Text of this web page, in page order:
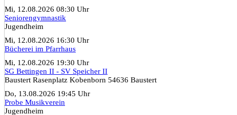
Mi, 12.08.2026 08:30 Uhr
Seniorengymnastik
Jugendheim
Mi, 12.08.2026 16:30 Uhr
Bücherei im Pfarrhaus
Mi, 12.08.2026 19:30 Uhr
SG Bettingen II - SV Speicher II
Baustert Rasenplatz Kobenborn 54636 Baustert
Do, 13.08.2026 19:45 Uhr
Probe Musikverein
Jugendheim